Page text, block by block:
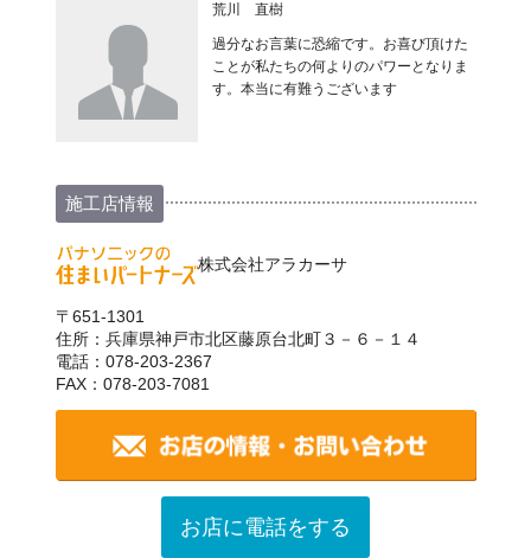
荒川 直樹
過分なお言葉に恐縮です。お喜び頂けた
ことが私たちの何よりのパワーとなりま
す。本当に有難うございます
施工店情報
株式会社アラカーサ
〒651-1301
住所：兵庫県神戸市北区藤原台北町３－６－１４
電話：078-203-2367
FAX：078-203-7081
お店に電話をする